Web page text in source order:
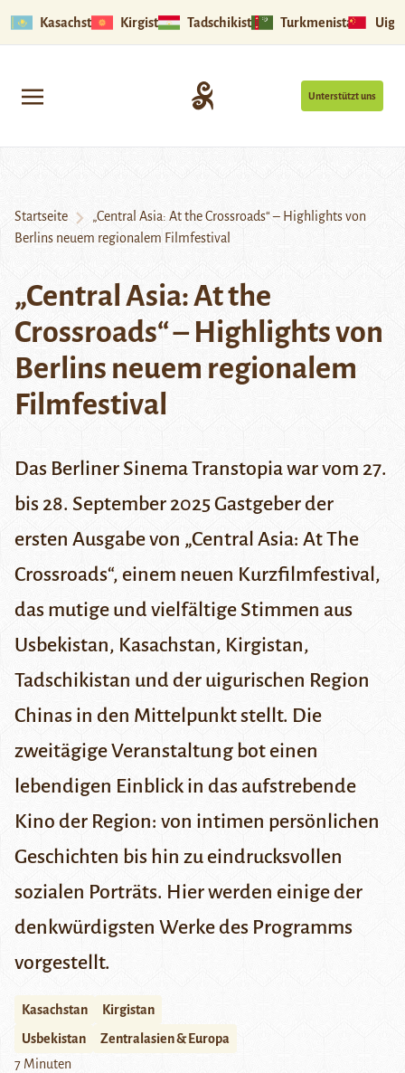
Kasachstan Kirgistan Tadschikistan Turkmenistan
Unterstützt uns
Startseite
„Central Asia: At the Crossroads“ – Highlights von
Berlins neuem regionalem Filmfestival
„Central Asia: At the
Crossroads“ – Highlights von
Berlins neuem regionalem
Filmfestival
Das Berliner Sinema Transtopia war vom 27.
bis 28. September 2025 Gastgeber der
ersten Ausgabe von „Central Asia: At The
Crossroads“, einem neuen Kurzfilmfestival,
das mutige und vielfältige Stimmen aus
Usbekistan, Kasachstan, Kirgistan,
Tadschikistan und der uigurischen Region
Chinas in den Mittelpunkt stellt. Die
zweitägige Veranstaltung bot einen
lebendigen Einblick in das aufstrebende
Kino der Region: von intimen persönlichen
Geschichten bis hin zu eindrucksvollen
sozialen Porträts. Hier werden einige der
denkwürdigsten Werke des Programms
vorgestellt.
Kasachstan
Kirgistan
Usbekistan
Zentralasien & Europa
7 Minuten